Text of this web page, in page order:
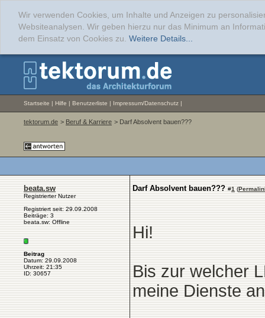
Wir verwenden Cookies, um Inhalte und Anzeigen zu
Websiteanalysen. Wir geben hierzu nur das Minimum an
dem Einsatz von Cookies zu. Weitere Details...
Startseite | Hilfe | Benutzerliste | Impressum/Datenschutz |
tektorum.de > Beruf & Karriere > Darf Absolvent bauen???
beata.sw
Registrierter Nutzer
Registriert seit: 29.09.2008
Beiträge: 3
beata.sw: Offline
Beitrag
Datum: 29.09.2008
Uhrzeit: 21:35
ID: 30657
Darf Absolvent bauen??? #1 (
Hi!
Bis zur welcher
meine Dienste